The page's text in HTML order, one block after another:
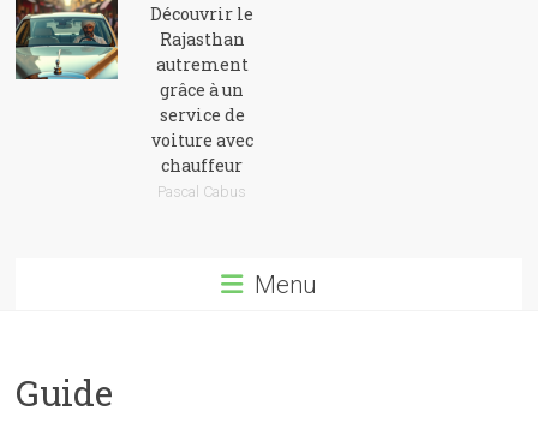
Découvrir le
Rajasthan
autrement
grâce à un
service de
voiture avec
chauffeur
Pascal Cabus
Menu
Guide